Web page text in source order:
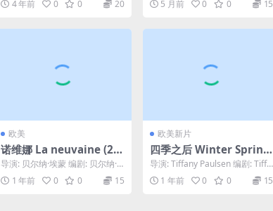
4 年前 0 0 20
中...5 月前 0 0 15
欧美
诺维娜 La neuvaine (20
05)
导演: 贝尔纳·埃蒙 编剧: 贝尔纳·
埃蒙 主演: Elise Guilbaul...
1 年前 0 0 15
欧美新片
四季之后 Winter Spring
Summer or Fall (2024)
导演: Tiffany Paulsen 编剧: Tiffa
ny Paulsen ...
1 年前 0 0 15